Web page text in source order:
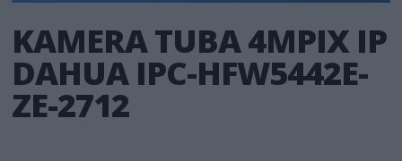
KAMERA TUBA 4MPIX IP
DAHUA IPC-HFW5442E-
ZE-2712